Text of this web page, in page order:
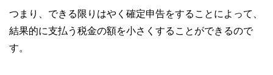
つまり、できる限りはやく確定申告をすることによって、
結果的に支払う税金の額を小さくすることができるので
す。